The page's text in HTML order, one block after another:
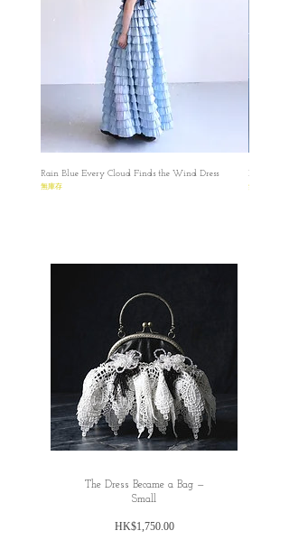
✿裙子是羊毛和棉麻編織而成，所以有起毛
團的情況，看到把它剪掉就可以的，並不是
平常那些毛粒，通常會出現在邊緣位，小毛
團是因為磨擦而形成的，平常看到剪掉就可
以不會影響裙子外觀;)
Rain Blue Every Cloud Finds the Wind Dress
無庫存
Ivory
無庫存
The Dress Became a Bag —
Small
HK$1,750.00價